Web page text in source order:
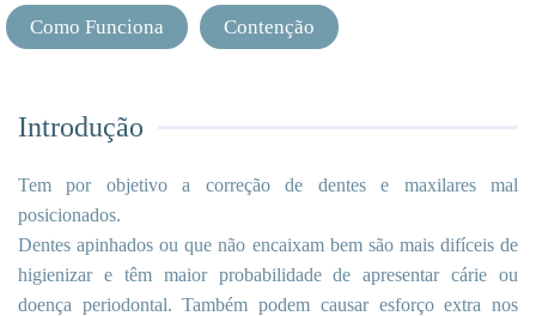
Como Funciona Contenção
Introdução
Tem por objetivo a correção de dentes e maxilares mal
posicionados.
Dentes apinhados ou que não encaixam bem são mais difíceis de
higienizar e têm maior probabilidade de apresentar cárie ou
doença periodontal. Também podem causar esforço extra nos